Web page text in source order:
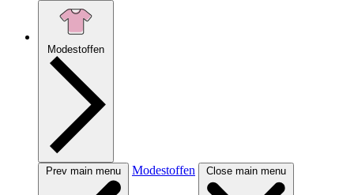
Modestoffen
Prev main menu Modestoffen Close main menu